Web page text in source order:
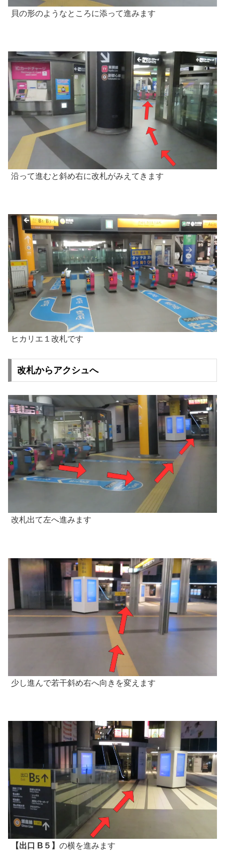
貝の形のようなところに添って進みます
沿って進むと斜め右に改札がみえてきます
ヒカリエ１改札です
改札からアクシュへ
改札出て左へ進みます
少し進んで若干斜め右へ向きを変えます
【出口 B５】 の横を進みます